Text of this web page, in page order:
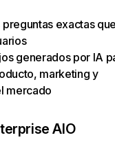
exactas
generados por IA
marketing y
mercado
AIO